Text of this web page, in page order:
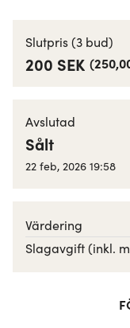
Slutpris(3 bud)
200 SEK (
Avslutad
Sålt
22 feb, 2026 19:58
Värdering
Slagavgift (inkl.